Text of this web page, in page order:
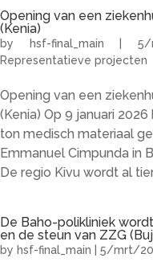
Opening van een
(Kenia)
by hsf-final_main |5/
Representatieve projecten
Opening van een
(Kenia) Op 9 januari
ton medisch materiaal
Emmanuel Cimpunda in
De regio Kivu wordt al
De Baho-polikliniek
en de steun van ZZG
by hsf-final_main 5/mrt/